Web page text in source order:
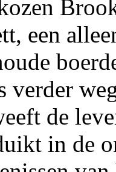
een
verder
de
in de